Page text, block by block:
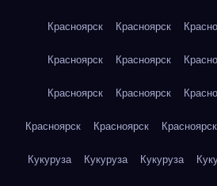
Красноярск Красноярск
Красноярск Красноярск
Красноярск Красноярск
Красноярск Красноярск Красноярск
Кукуруза Кукуруза Кукуруза